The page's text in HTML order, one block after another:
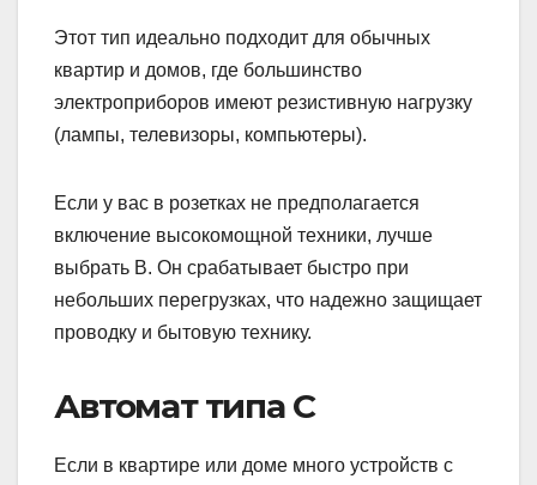
Этот тип идеально подходит для обычных
квартир и домов, где большинство
электроприборов имеют резистивную нагрузку
(лампы, телевизоры, компьютеры).
Если у вас в розетках не предполагается
включение высокомощной техники, лучше
выбрать B. Он срабатывает быстро при
небольших перегрузках, что надежно защищает
проводку и бытовую технику.
Автомат типа C
Если в квартире или доме много устройств с